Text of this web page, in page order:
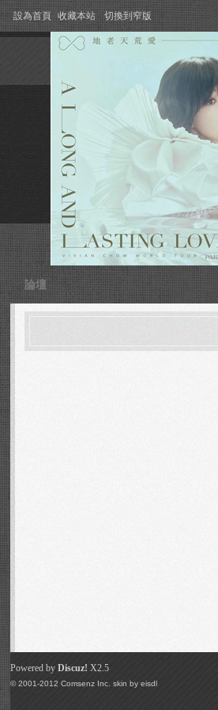
設為首頁 收藏本站 切換到窄版
論壇
Powered byDiscuz! X2.5
© 2001-2012Comsenz Inc. skin byeisdl